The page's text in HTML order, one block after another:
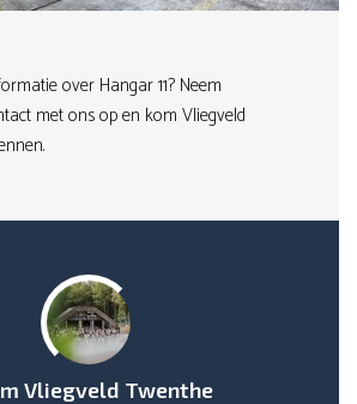
over Hangar 11? Neem
met ons op en kom Vliegveld
Vliegveld Twenthe